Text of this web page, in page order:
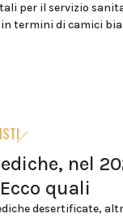
per il servizio
termini di camici
nel
quali
desertificate,